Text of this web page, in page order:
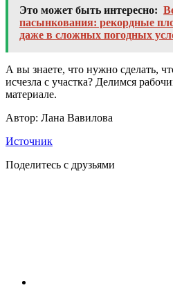
Это может быть интересно:
пасынкования: рекордные
даже в сложных погодных
А вы знаете, что нужно сделать,
исчезла с участка? Делимся
материале.
Автор: Лана Вавилова
Источник
Поделитесь с друзьями